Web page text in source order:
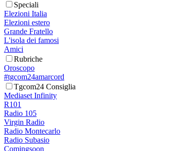
Speciali
Elezioni Italia
Elezioni estero
Grande Fratello
L'isola dei famosi
Amici
Rubriche
Oroscopo
#tgcom24amarcord
Tgcom24 Consiglia
Mediaset Infinity
R101
Radio 105
Virgin Radio
Radio Montecarlo
Radio Subasio
Comingsoon